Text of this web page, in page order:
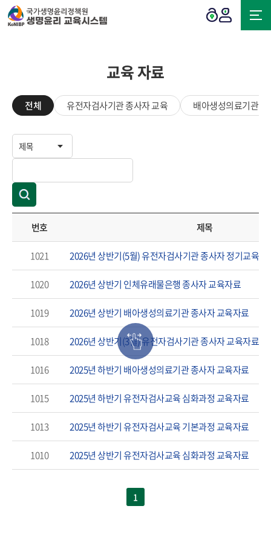
교육 자료
전체 유전자검사기관 종사자 교육 배아생성의료기관 종
교육자료
분류
번호 제목
1021 2026년 상반기(5월) 유전자검사기관 종사자 정기교육
1020 2026년 상반기 인체유래물은행 종사자 교육자료
1019 2026년 상반기 배아생성의료기관 종사자 교육자료
1018 2026년 상반기(3월) 유전자검사기관 종사자 교육자료
1016 2025년 하반기 배아생성의료기관 종사자 교육자료
1015 2025년 하반기 유전자검사교육 심화과정 교육자료
1013 2025년 하반기 유전자검사교육 기본과정 교육자료
1010 2025년 상반기 유전자검사교육 심화과정 교육자료
1